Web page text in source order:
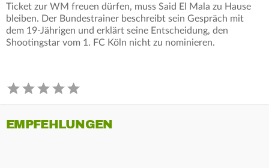
Ticket zur WM freuen dürfen, muss Said El Mala zu Hause
bleiben. Der Bundestrainer beschreibt sein Gespräch mit
dem 19-Jährigen und erklärt seine Entscheidung, den
Shootingstar vom 1. FC Köln nicht zu nominieren.
EMPFEHLUNGEN